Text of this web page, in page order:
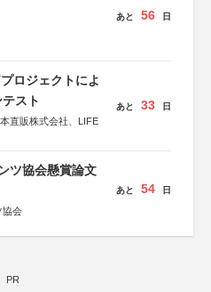
あと 56 日
ロジェクトによ
スト
直販株式会社、LIFE
あと 33 日
ツ協会懸賞論文
協会
あと 54 日
PR